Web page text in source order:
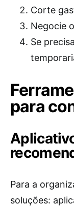
Corte
Negocie
Se
para
Para a
soluções: